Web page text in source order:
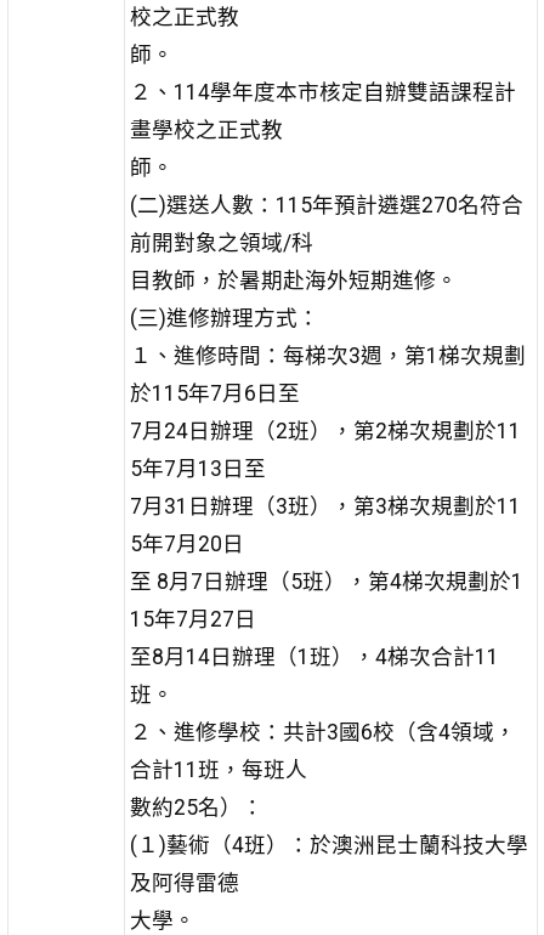
校之正式教
師。
２、114學年度本市核定自辦雙語課程計
畫學校之正式教
師。
(二)選送人數：115年預計遴選270名符合
前開對象之領域/科
目教師，於暑期赴海外短期進修。
(三)進修辦理方式：
１、進修時間：每梯次3週，第1梯次規劃
於115年7月6日至
7月24日辦理（2班），第2梯次規劃於11
5年7月13日至
7月31日辦理（3班），第3梯次規劃於11
5年7月20日
至 8月7日辦理（5班），第4梯次規劃於1
15年7月27日
至8月14日辦理（1班），4梯次合計11
班。
２、進修學校：共計3國6校（含4領域，
合計11班，每班人
數約25名）：
(１)藝術（4班）：於澳洲昆士蘭科技大學
及阿得雷德
大學。